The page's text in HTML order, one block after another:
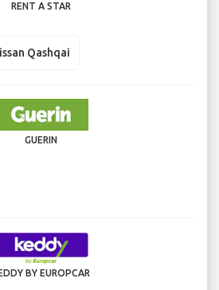
RENT A STAR
Qashqai
GUERIN
BY EUROPCAR